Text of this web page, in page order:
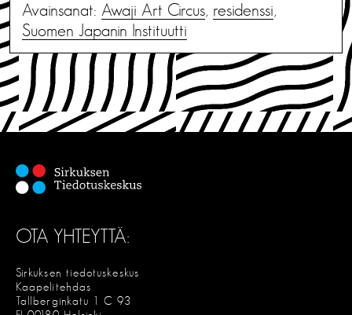
Avainsanat: Awaji Art Circus, residenssi,
Suomen Japanin Instituutti
OTA YHTEYTTÄ:
Sirkuksen tiedotuskeskus
Kaapelitehdas
Tallberginkatu 1 C 93